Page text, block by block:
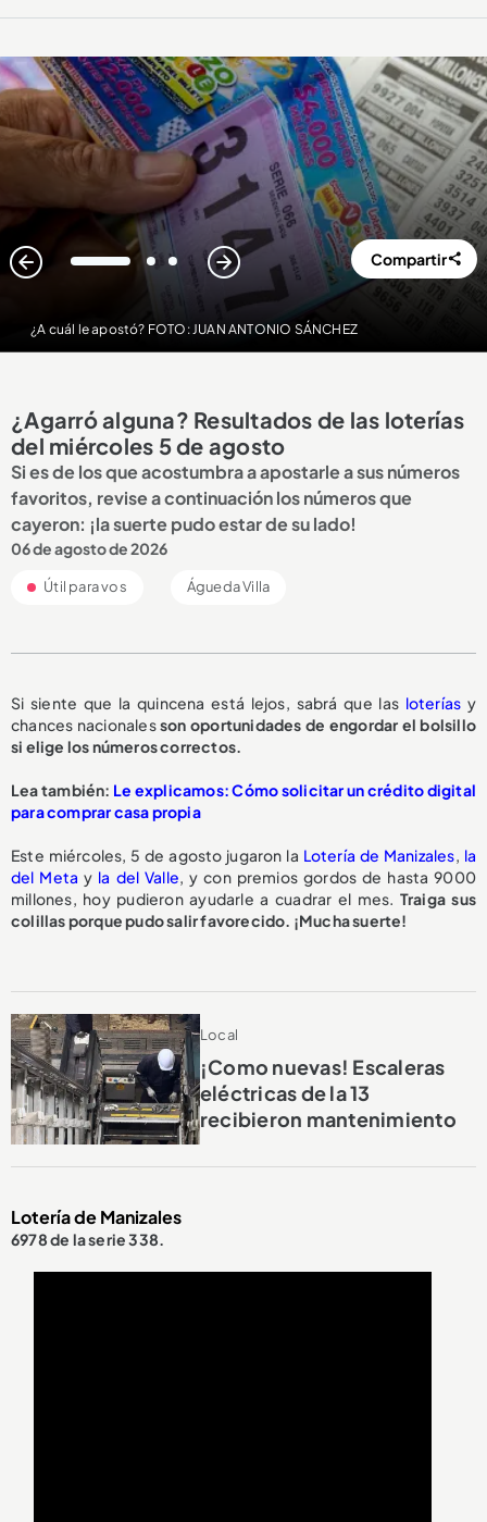
¿A cuál le apostó? FOTO: JUAN ANTONIO SÁNCHEZ
1 2 3 Compartir
¿Agarró alguna? Resultados de las loterías
del miércoles 5 de agosto
Si es de los que acostumbra a apostarle a sus números
favoritos, revise a continuación los números que
cayeron: ¡la suerte pudo estar de su lado!
06 de agosto de 2026
Útil para vos Águeda Villa
Si siente que la quincena está lejos, sabrá que las loterías y
chances nacionalesson oportunidades de engordar el bolsillo
si elige los números correctos.
Lea también: Le explicamos: Cómo solicitar un crédito digital
para comprar casa propia
Este miércoles, 5 de agosto jugaron la Lotería de Manizales, la
del Meta y la del Valle, y con premios gordos de hasta 9000
millones, hoy pudieron ayudarle a cuadrar el mes. Traiga sus
colillas porque pudo salir favorecido. ¡Mucha suerte!
Local
¡Como nuevas! Escaleras
eléctricas de la 13
recibieron mantenimiento
Lotería de Manizales
6978 de la serie 338.